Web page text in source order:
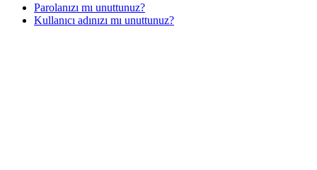
Parolanızı mı unuttunuz?
Kullanıcı adınızı mı unuttunuz?